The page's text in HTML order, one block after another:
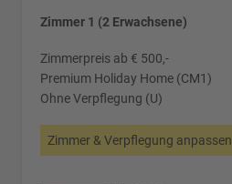
Zimmer 1 (2 Erwachsene)
Zimmerpreis ab € 500,-
Premium Holiday Home (CM1)
Ohne Verpflegung (U)
Zimmer & Verpflegung anpassen